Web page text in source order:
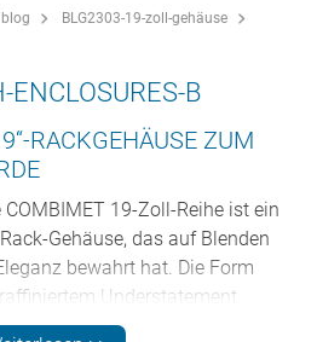
blog
BLG2303-19-zoll-gehäuse
B
RACKGEHÄUSE ZUM
19-Zoll-Reihe ist ein
Gehäuse, das auf Blenden
bewahrt hat. Die Form
Understatement.
unser vielseitigstes und